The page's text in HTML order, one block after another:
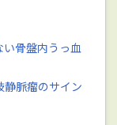
骨盤内うっ血
静脈瘤のサイン